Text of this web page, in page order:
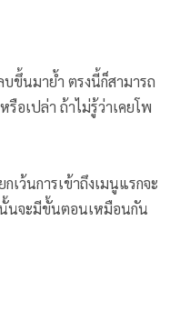
ขึ้นมาย้ำ ตรงนี้ก็สามารถ
อเปล่า ถ้าไม่รู้ว่าเคยโพ
เว้นการเข้าถึงเมนูแรกจะ
นจะมีขั้นตอนเหมือนกัน